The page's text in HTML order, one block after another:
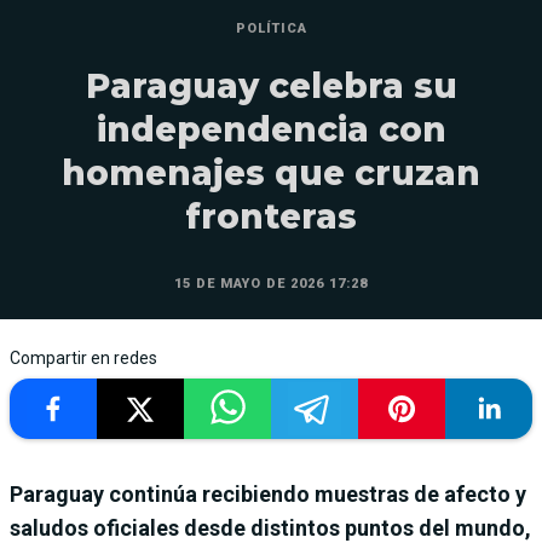
POLÍTICA
Paraguay celebra su
independencia con
homenajes que cruzan
fronteras
15 DE MAYO DE 2026 17:28
Compartir en redes
Paraguay continúa recibiendo muestras de afecto y
saludos oficiales desde distintos puntos del mundo,